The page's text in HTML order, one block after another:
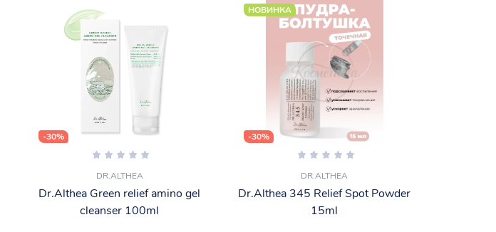
-30%
DR.ALTHEA
Dr.Althea Green relief amino gel
cleanser 100ml
НОВИНКА
-30%
DR.ALTHEA
Dr.Althea 345 Relief Spot Powder
15ml